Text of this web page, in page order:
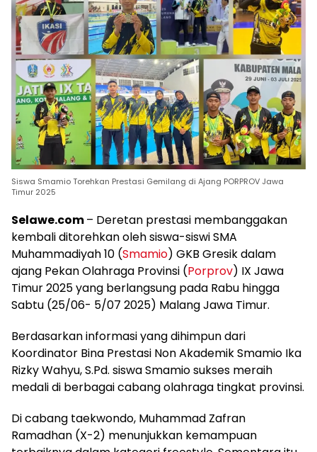
Siswa Smamio Torehkan Prestasi Gemilang di Ajang PORPROV Jawa
Timur 2025
Selawe.com– Deretan prestasi membanggakan
kembali ditorehkan oleh siswa-siswi SMA
Muhammadiyah 10 (Smamio) GKB Gresik dalam
ajang Pekan Olahraga Provinsi (Porprov) IX Jawa
Timur 2025 yang berlangsung pada Rabu hingga
Sabtu (25/06- 5/07 2025) Malang Jawa Timur.
Berdasarkan informasi yang dihimpun dari
Koordinator Bina Prestasi Non Akademik Smamio Ika
Rizky Wahyu, S.Pd. siswa Smamio sukses meraih
medali di berbagai cabang olahraga tingkat provinsi.
Di cabang taekwondo, Muhammad Zafran
Ramadhan (X-2) menunjukkan kemampuan